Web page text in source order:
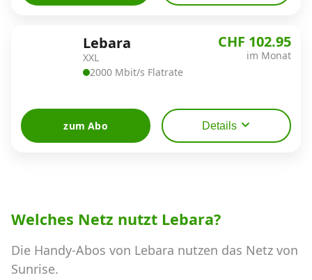
Lebara
XXL
2000 Mbit/s Flatrate
CHF 102.95
im Monat
zum Abo Details
Welches Netz nutzt Lebara?
Die Handy-Abos von Lebara nutzen das Netz von
Sunrise.